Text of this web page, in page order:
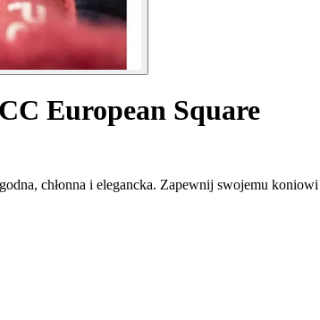
European Square
chłonna i elegancka. Zapewnij swojemu